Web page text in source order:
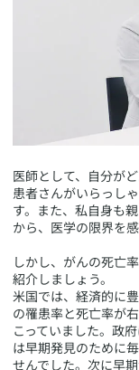
医師として、自分が
患者さんがいらっし
す。また、私自身も
から、医学の限界を
しかし、がんの死亡
紹介しましょう。
米国では、経済的に
の罹患率と死亡率が
こっていました。政
は早期発見のために
せんでした。次に早